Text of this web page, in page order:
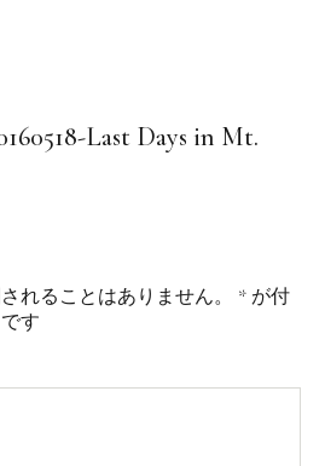
Last Days in Mt.
れることはありません。 * が付
す